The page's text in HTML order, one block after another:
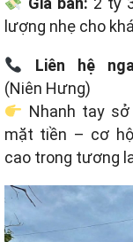
lượng nhẹ cho
Liên hệ
(Niên Hưng)
Nhanh tay
mặt tiền – cơ
cao trong tương